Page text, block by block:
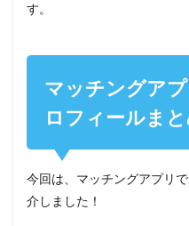
す。
マッチングア
ロフィールま
今回は、マッチングアプリ
介しました！